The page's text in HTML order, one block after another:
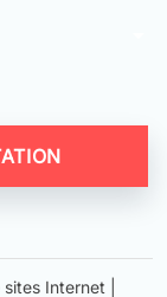
Internet |